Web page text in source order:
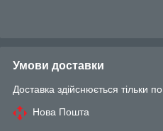
Умови доставки
Доставка здійснюється тільки
Нова Пошта